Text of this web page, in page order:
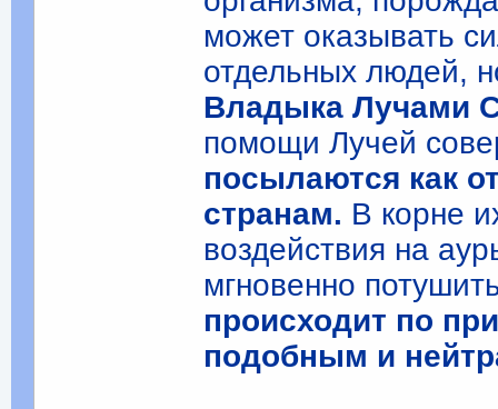
может оказывать
отдельных людей,
Владыка Лучами
помощи Лучей
посылаются как
странам. В корне
воздействия на
мгновенно
происходит по
подобным и